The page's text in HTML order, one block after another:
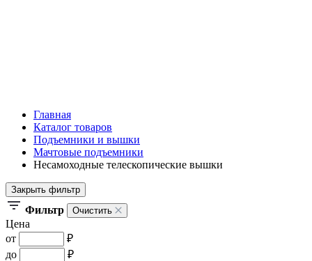
Главная
Каталог товаров
Подъемники и вышки
Мачтовые подъемники
Несамоходные телескопические вышки
Закрыть фильтр
Фильтр Очистить
Цена
от
₽
до
₽